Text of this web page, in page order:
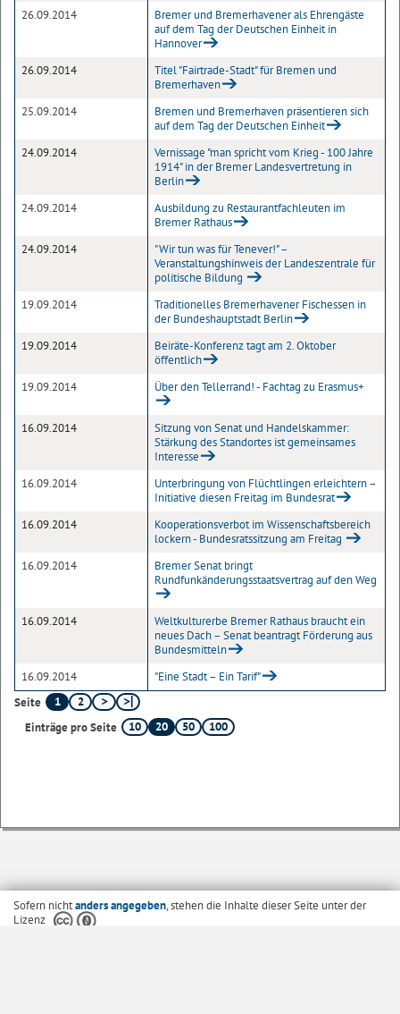
26.09.2014
Bremer und Bremerhavener als Ehrengäste
auf dem Tag der Deutschen Einheit in
Hannover
26.09.2014
Titel "Fairtrade-Stadt" für Bremen und
Bremerhaven
25.09.2014
Bremen und Bremerhaven präsentieren sich
auf dem Tag der Deutschen Einheit
24.09.2014
Vernissage "man spricht vom Krieg - 100 Jahre
1914" in der Bremer Landesvertretung in
Berlin
24.09.2014
Ausbildung zu Restaurantfachleuten im
Bremer Rathaus
24.09.2014
"Wir tun was für Tenever!" –
Veranstaltungshinweis der Landeszentrale für
politische Bildung
19.09.2014
Traditionelles Bremerhavener Fischessen in
der Bundeshauptstadt Berlin
19.09.2014
Beiräte-Konferenz tagt am 2. Oktober
öffentlich
19.09.2014
Über den Tellerrand! - Fachtag zu Erasmus+
16.09.2014
Sitzung von Senat und Handelskammer:
Stärkung des Standortes ist gemeinsames
Interesse
16.09.2014
Unterbringung von Flüchtlingen erleichtern –
Initiative diesen Freitag im Bundesrat
16.09.2014
Kooperationsverbot im Wissenschaftsbereich
lockern - Bundesratssitzung am Freitag
16.09.2014
Bremer Senat bringt
Rundfunkänderungsstaatsvertrag auf den Weg
16.09.2014
Weltkulturerbe Bremer Rathaus braucht ein
neues Dach – Senat beantragt Förderung aus
Bundesmitteln
16.09.2014
"Eine Stadt – Ein Tarif"
Seite
1
2
Einträge pro Seite
10 20 50 100
Sofern nichtanders angegeben, stehen die Inhalte dieser Seite unter der
Lizenz